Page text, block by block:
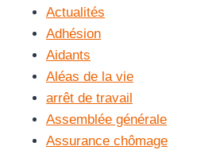
Actualités
Adhésion
Aidants
Aléas de la vie
arrêt de travail
Assemblée générale
Assurance chômage